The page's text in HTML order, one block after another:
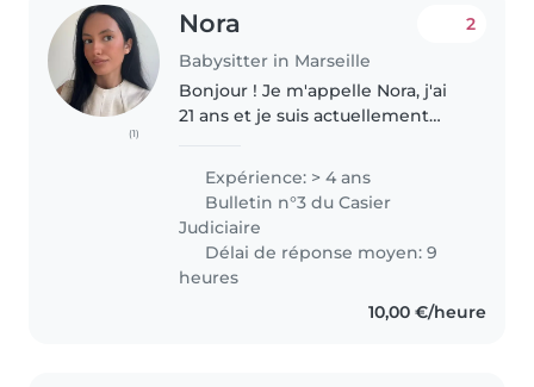
(1)
Nora
Babysitter in Marseille
2
Bonjour ! Je m'appelle Nora, j'ai
21 ans et je suis actuellement
l'Université d'Aix-Marseille.
Sérieuse, dynamique et
polyglotte, je propose mes
services..
Expérience: > 4 ans
Bulletin n°3 du Casier
Judiciaire
Délai de réponse moyen: 9
heures
10,00 €/heure